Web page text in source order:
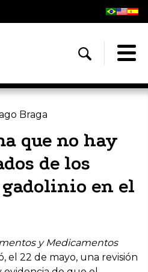
Braga
que no hay
de los
en el
y Medicamentos
el 22 de mayo, una revisión